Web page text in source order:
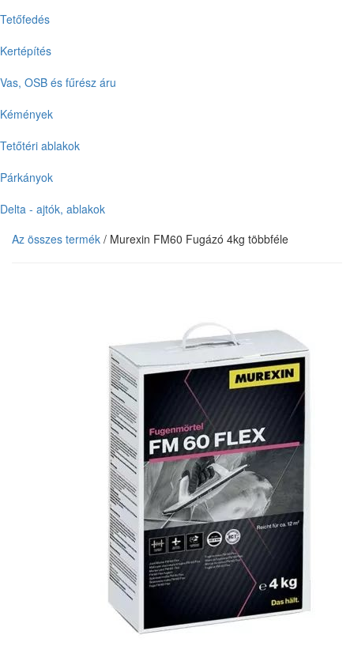
Tetőfedés
Kertépítés
Vas, OSB és fűrész áru
Kémények
Tetőtéri ablakok
Párkányok
Delta - ajtók, ablakok
Az összes termék / Murexin FM60 Fugázó 4kg többféle